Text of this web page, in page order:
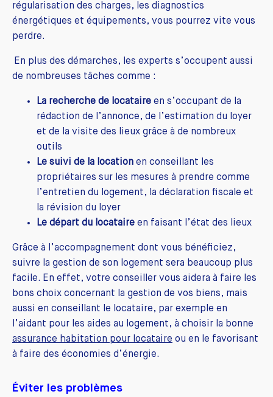
régularisation des charges, les diagnostics
énergétiques et équipements, vous pourrez vite vous
perdre.
En plus des démarches, les experts s’occupent aussi
de nombreuses tâches comme :
La recherche de locataire en s’occupant de la
rédaction de l’annonce, de l’estimation du loyer
et de la visite des lieux grâce à de nombreux
outils
Le suivi de la location en conseillant les
propriétaires sur les mesures à prendre comme
l’entretien du logement, la déclaration fiscale et
la révision du loyer
Le départ du locataire en faisant l’état des lieux
Grâce à l’accompagnement dont vous bénéficiez,
suivre la gestion de son logement sera beaucoup plus
facile. En effet, votre conseiller vous aidera à faire les
bons choix concernant la gestion de vos biens, mais
aussi en conseillant le locataire, par exemple en
l’aidant pour les aides au logement, à choisir la bonne
assurance habitation pour locataire ou en le favorisant
à faire des économies d’énergie.
Éviter les problèmes